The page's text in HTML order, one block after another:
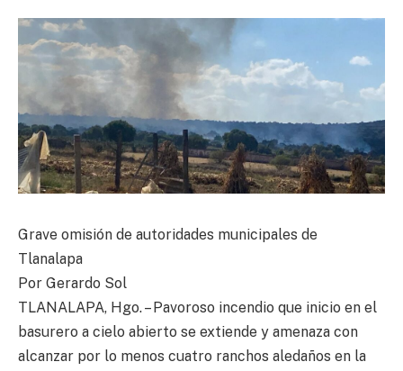
Grave omisión de autoridades municipales de
Tlanalapa
Por Gerardo Sol
TLANALAPA, Hgo. – Pavoroso incendio que inicio en el
basurero a cielo abierto se extiende y amenaza con
alcanzar por lo menos cuatro ranchos aledaños en la